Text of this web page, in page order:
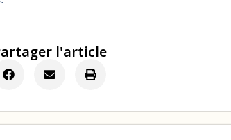
l'article